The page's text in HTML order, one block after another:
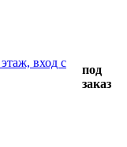
вход с
под
заказ